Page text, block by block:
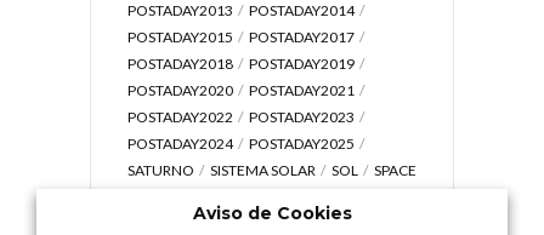
POSTADAY2013
POSTADAY2014
POSTADAY2015
POSTADAY2017
POSTADAY2018
POSTADAY2019
POSTADAY2020
POSTADAY2021
POSTADAY2022
POSTADAY2023
POSTADAY2024
POSTADAY2025
SATURNO
SISTEMA SOLAR SOL
SPACE
UNIVERSO
VÍDEO
Aviso de Cookies